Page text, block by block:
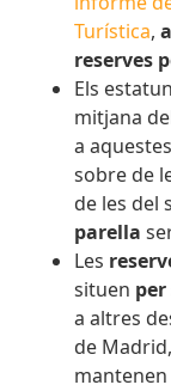
Turística,
reserves
Els
mitjana
a
sobre de
de les del
parella
Les
situen
a altres
de